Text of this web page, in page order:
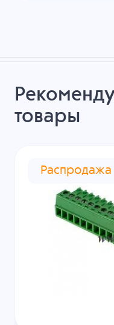
товары
Распродажа